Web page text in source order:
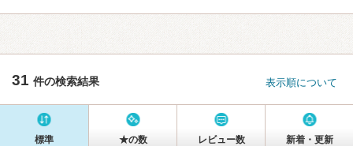
31 件の検索結果 表示順について
標準 ★の数 レビュー数 新着・更新